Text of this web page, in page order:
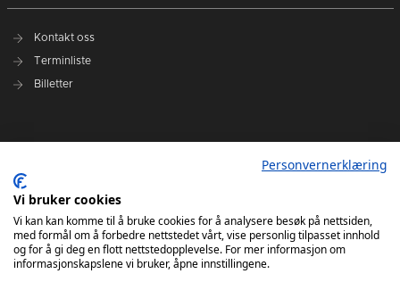
Kontakt oss
Terminliste
Billetter
Ansvarlig redaktør: Tore Solberg
Personvernerklæring
Vi bruker cookies
Vi kan kan komme til å bruke cookies for å analysere besøk på nettsiden,
med formål om å forbedre nettstedet vårt, vise personlig tilpasset innhold
og for å gi deg en flott nettstedopplevelse. For mer informasjon om
informasjonskapslene vi bruker, åpne innstillingene.